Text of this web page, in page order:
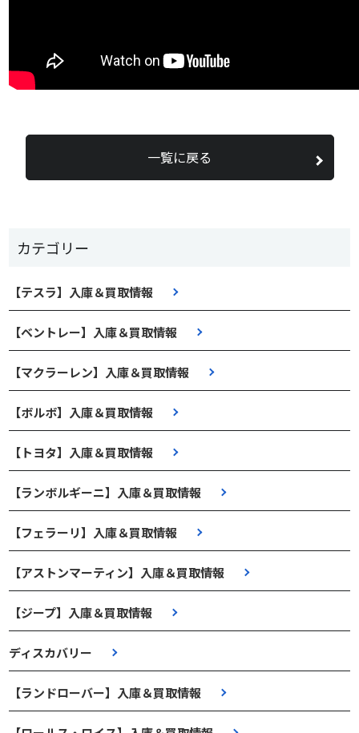
カテゴリー
【テスラ】入庫＆買取情報
【ベントレー】入庫＆買取情報
【マクラーレン】入庫＆買取情報
【ボルボ】入庫＆買取情報
【トヨタ】入庫＆買取情報
【ランボルギーニ】入庫＆買取情報
【フェラーリ】入庫＆買取情報
【アストンマーティン】入庫＆買取情報
【ジープ】入庫＆買取情報
ディスカバリー
【ランドローバー】入庫＆買取情報
一覧に戻る